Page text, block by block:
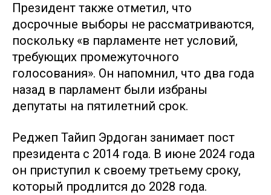
Президент также отметил, что
досрочные выборы не рассматриваются,
поскольку «в парламенте нет условий,
требующих промежуточного
голосования». Он напомнил, что два года
назад в парламент были избраны
депутаты на пятилетний срок.
Реджеп Тайип Эрдоган занимает пост
президента с 2014 года. В июне 2024 года
он приступил к своему третьему сроку,
который продлится до 2028 года.